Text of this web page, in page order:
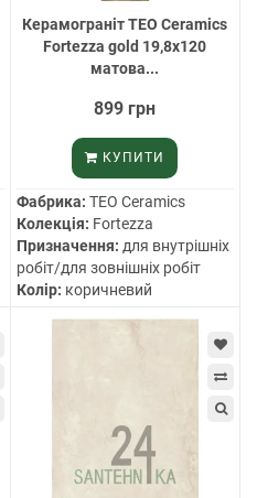
Керамограніт TEO Ceramics
Fortezza gold 19,8х120
матова...
899 грн
КУПИТИ
Фабрика: TEO Ceramics
Колекція: Fortezza
Призначення: для внутрішніх
робіт/для зовнішніх робіт
Колір: коричневий